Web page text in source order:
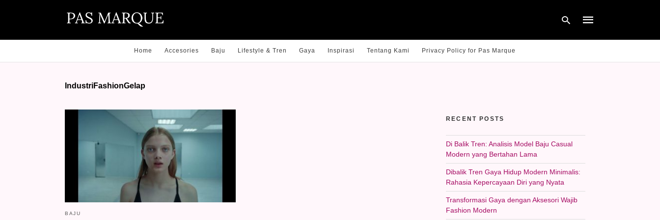
Home Accesories Baju Lifestyle & Tren Gaya Inspirasi Tentang Kami Privacy Policy for Pas Marque
IndustriFashionGelap
BAJU
RECENT POSTS
Di Balik Tren: Analisis Model Baju Casual
Modern yang Bertahan Lama
Dibalik Tren Gaya Hidup Modern Minimalis:
Rahasia Kepercayaan Diri yang Nyata
Transformasi Gaya dengan Aksesori Wajib
Fashion Modern